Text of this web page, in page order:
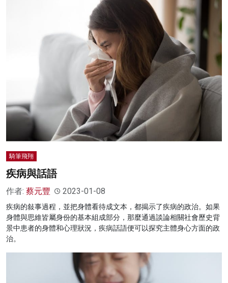
騎筆飛翔
疾病與話語
作者: 蔡元豐 2023-01-08
疾病的敍事過程，並把身體看待成文本，都揭示了疾病的政治。如果
身體與思維皆屬身份的基本組成部分，那麼通過談論相關社會歷史背
景中患者的身體和心理狀況，疾病話語便可以探究主體身心方面的政
治。